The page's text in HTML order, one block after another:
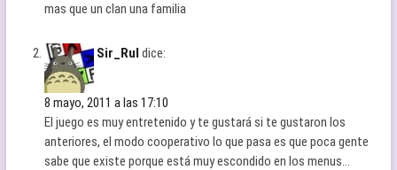
mas que un clan una familia
Sir_Rul dice:
8 mayo, 2011 a las 17:10
El juego es muy entretenido y te gustará si te gustaron los
anteriores, el modo cooperativo lo que pasa es que poca gente
sabe que existe porque está muy escondido en los menus…